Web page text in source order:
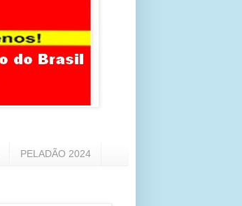
PELADÃO 2024